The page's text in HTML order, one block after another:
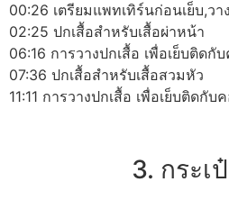
00:26 เตรียมแพทเทิร์นก่อนเย็บ,วา
02:25 ปกเสื้อสำหรับเสื้อผ่าหน้า
06:16 การวางปกเสื้อ เพื่อเย็บติดกั
07:36 ปกเสื้อสำหรับเสื้อสวมหัว
11:11 การวางปกเสื้อ เพื่อเย็บติดกั
3. กระเ